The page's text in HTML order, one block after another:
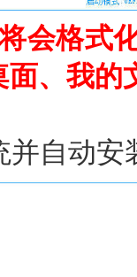
会格式
、我的
自动安